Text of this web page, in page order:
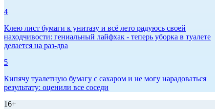
4
Клею лист бумаги к унитазу и всё лето радуюсь своей
находчивости: гениальный лайфхак - теперь уборка в туалете
делается на раз-два
5
Кипячу туалетную бумагу с сахаром и не могу нарадоваться
результату: оценили все соседи
16+